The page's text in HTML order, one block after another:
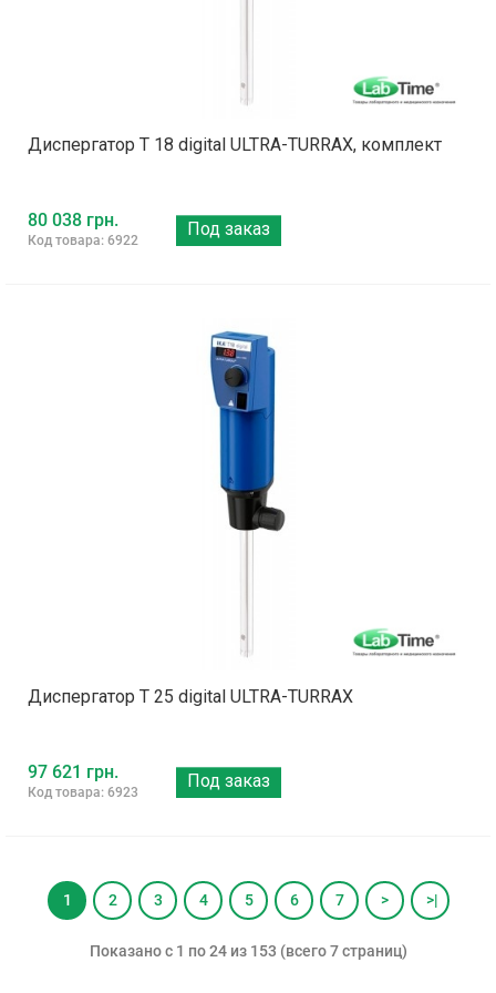
Диспергатор T 18 digital ULTRA-TURRAX, комплект
80 038 грн.
Код товара: 6922
Под заказ
Диспергатор T 25 digital ULTRA-TURRAX
97 621 грн.
Код товара: 6923
Под заказ
1 2 3 4 5 6 7 > >|
Показано с 1 по 24 из 153 (всего 7 страниц)